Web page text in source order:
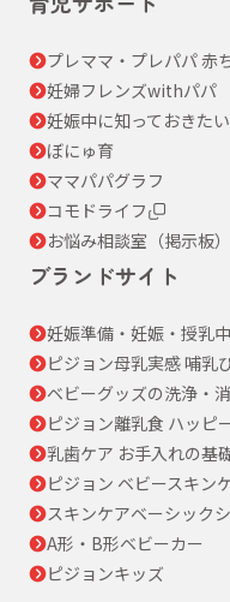
プレママ・プレパパ 赤
妊婦フレンズwithパパ
妊娠中に知っておきた
ぼにゅ育
ママパパグラフ
コモドライフ
お悩み相談室（掲示板）
ブランドサイト
妊娠準備・妊娠・授乳
ピジョン母乳実感 哺乳
ベビーグッズの洗浄・
ピジョン離乳食 ハッピ
乳歯ケア お手入れの基
ピジョン ベビースキン
スキンケアベーシック
A形・B形ベビーカー
ピジョンキッズ